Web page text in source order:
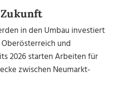
in den Umbau investiert
und
2026 starten Arbeiten für
zwischen Neumarkt-